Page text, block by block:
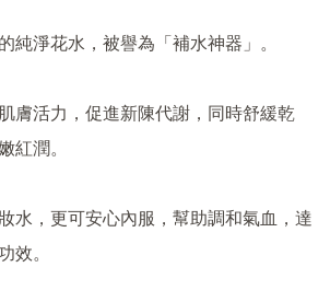
純淨花水，被譽為「補水神器」。
膚活力，促進新陳代謝，同時舒緩乾
紅潤。
水，更可安心內服，幫助調和氣血，達
效。